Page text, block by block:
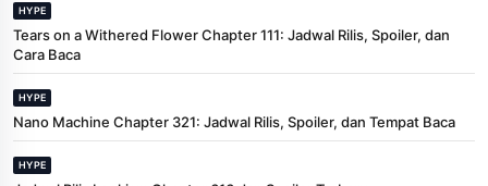
HYPE
Tears on a Withered Flower Chapter 111: Jadwal Rilis, Spoiler, dan
Cara Baca
HYPE
Nano Machine Chapter 321: Jadwal Rilis, Spoiler, dan Tempat Baca
HYPE